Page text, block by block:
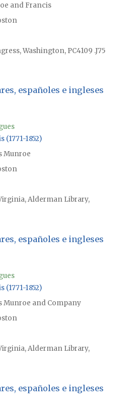
and Francis
Washington, PC4109 .J75
españoles e ingleses
(1771-1852)
Munroe
Alderman Library,
españoles e ingleses
(1771-1852)
Munroe and Company
Alderman Library,
españoles e ingleses